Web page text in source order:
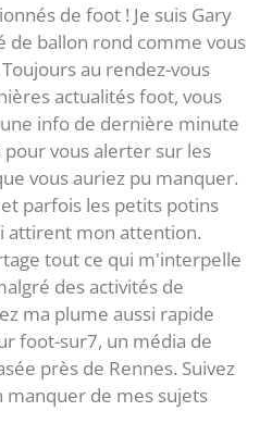
de foot ! Je suis Gary
de ballon rond comme vous
au rendez-vous
actualités foot, vous
info de dernière minute
vous alerter sur les
vous auriez pu manquer.
parfois les petits potins
attirent mon attention.
tout ce qui m'interpelle
des activités de
ma plume aussi rapide
foot-sur7, un média de
près de Rennes. Suivez
de mes sujets